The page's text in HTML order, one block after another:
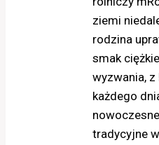
ziemi
rodzina
smak
wyzwania,
każdego
tradycyjne